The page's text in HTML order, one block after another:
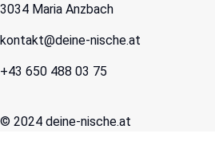
3034 Maria Anzbach
kontakt@deine-nische.at
+43 650 488 03 75
© 2024 deine-nische.at